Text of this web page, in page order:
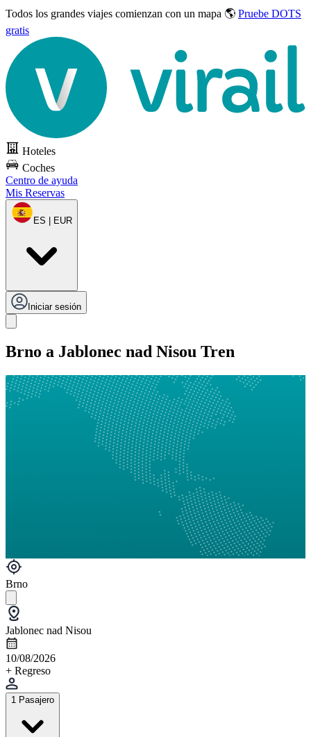
Todos los grandes viajes comienzan con un mapa 🌎 Pruebe DOTS
gratis
Hoteles
Coches
Centro de ayuda
Mis Reservas
ES | EUR
Iniciar sesión
Brno a Jablonec nad Nisou Tren
Brno
Jablonec nad Nisou
10/08/2026
+ Regreso
1 Pasajero